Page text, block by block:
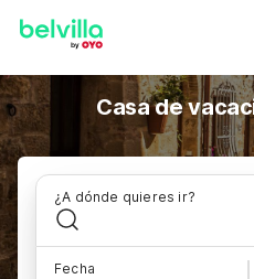
Casa de
¿A dónde quieres ir?
Fecha